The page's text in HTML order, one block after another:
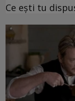
Ce ești tu